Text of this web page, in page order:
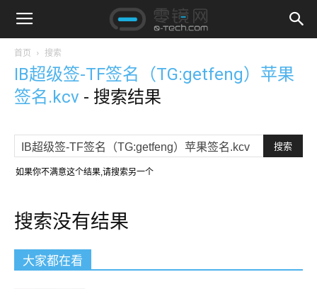
首页 搜索
IB超级签-TF签名（TG:getfeng）苹果
签名.kcv - 搜索结果
如果你不满意这个结果,请搜索另一个
搜索没有结果
大家都在看